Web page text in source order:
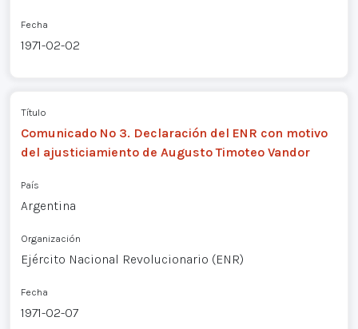
Fecha
1971-02-02
Título
Comunicado Nº 3. Declaración del ENR con motivo
del ajusticiamiento de Augusto Timoteo Vandor
País
Argentina
Organización
Ejército Nacional Revolucionario (ENR)
Fecha
1971-02-07